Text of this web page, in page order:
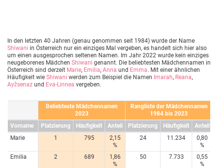
In den letzten 40 Jahren (genau genommen seit 1984) wurde der Name
Shiwani in Österreich nur ein einziges Mal vergeben, es handelt sich hier also
um einen ausgesprochen seltenen Namen. Im Jahr 2022 wurde kein einziges
neugeborenes Mädchen Shiwani genannt. Die beliebtesten Mädchennamen in
Österreich sind derzeit Marie, Emilia, Anna und Emma. Mit einer ähnlichen
Häufigkeit wie Shiwani werden zum Beispiel die Namen Imarah, Reana,
Ayžsenaz und Eva-Linnea vergeben.
Beliebteste Mädchennamen
2023
Rangliste der Mädchennamen
1984 bis 2023
Vorname
Platzierung Häufigkeit Anteil Platzierung Häufigkeit
Anteil
Marie
1 795
2,15
%
24 11.234
0,80
%
Emilia
2 689
1,86
%
50 7.733
0,55
%